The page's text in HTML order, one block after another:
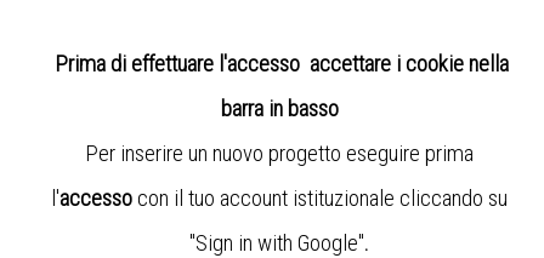
Prima di effettuare l'accesso accettare i cookie nella
barra in basso
Per inserire un nuovo progetto eseguire prima
l'accesso con il tuo account istituzionale cliccando su
"Sign in with Google".